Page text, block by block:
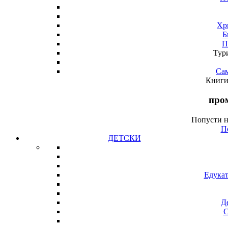
Попусти
ДЕТСКИ